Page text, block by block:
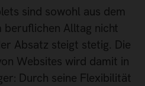
sind sowohl aus dem
beruflichen Alltag nicht
Absatz steigt stetig. Die
Websites wird damit in
Durch seine Flexibilität